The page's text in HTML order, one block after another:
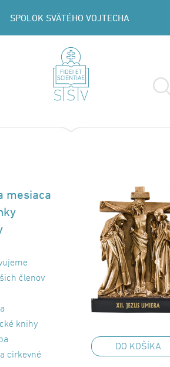
SPOLOK SVÄTÉHO VOJTECHA
DO KOŠÍKA
mesiaca
členov
knihy
cirkevné